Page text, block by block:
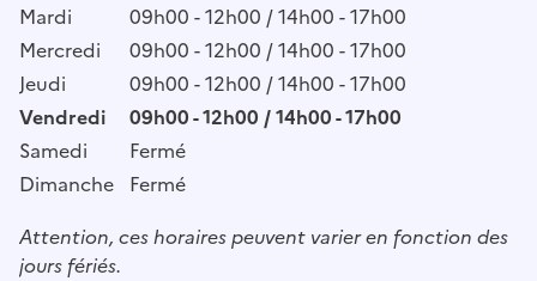
Mardi
09h00 - 12h00 / 14h00 - 17h00
Mercredi
09h00 - 12h00 / 14h00 - 17h00
Jeudi
09h00 - 12h00 / 14h00 - 17h00
Vendredi
09h00 - 12h00 / 14h00 - 17h00
Samedi
Fermé
Dimanche Fermé
Attention, ces horaires peuvent varier en fonction des
jours fériés.